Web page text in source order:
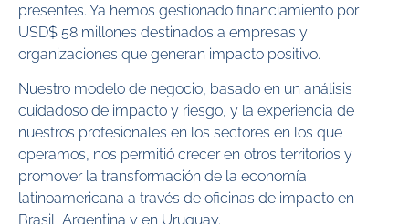
presentes. Ya hemos gestionado financiamiento por
USD$ 58 millones destinados a empresas y
organizaciones que generan impacto positivo.
Nuestro modelo de negocio, basado en un análisis
cuidadoso de impacto y riesgo, y la experiencia de
nuestros profesionales en los sectores en los que
operamos, nos permitió crecer en otros territorios y
promover la transformación de la economía
latinoamericana a través de oficinas de impacto en
Brasil, Argentina y en Uruguay.